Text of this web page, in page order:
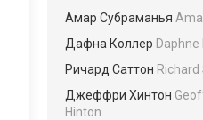
Амар Субраманья
Дафна Коллер Daphne
Ричард Саттон
Джеффри Хинтон
Hinton